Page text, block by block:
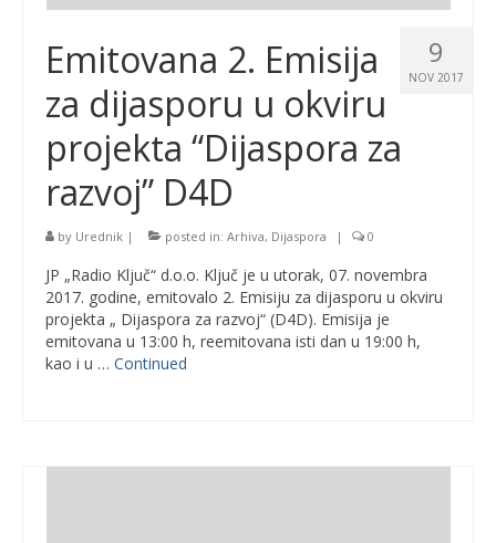
9
NOV 2017
Emitovana 2. Emisija
za dijasporu u okviru
projekta “Dijaspora za
razvoj” D4D
by Urednik | posted in: Arhiva, Dijaspora | 0
JP „Radio Ključ“ d.o.o. Ključ je u utorak, 07. novembra
2017. godine, emitovalo 2. Emisiju za dijasporu u okviru
projekta „ Dijaspora za razvoj“ (D4D). Emisija je
emitovana u 13:00 h, reemitovana isti dan u 19:00 h,
kao i u … Continued